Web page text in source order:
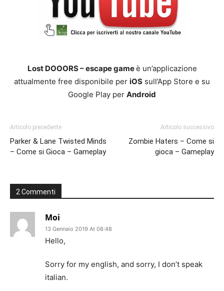
Lost DOOORS – escape gameè un’applicazione
attualmente free disponibile per iOS sull’App Store e su
Google Play per Android
Articolo precedente
Parker & Lane Twisted Minds
– Come si Gioca – Gameplay
Articolo successivo
Zombie Haters – Come si
gioca – Gameplay
2 Commenti
Moi
13 Gennaio 2019 At 08:48
Hello,
Sorry for my english, and sorry, I don’t speak
italian.